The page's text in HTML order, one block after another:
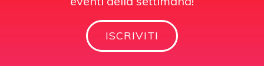
ISCRIVITI